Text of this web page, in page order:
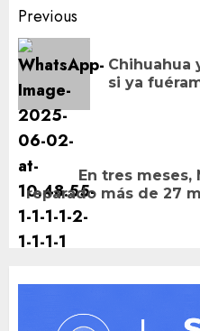
Post
navigation
Previous
Chihuahua
si ya
Next
post:
En tres meses,
reparado más de 27